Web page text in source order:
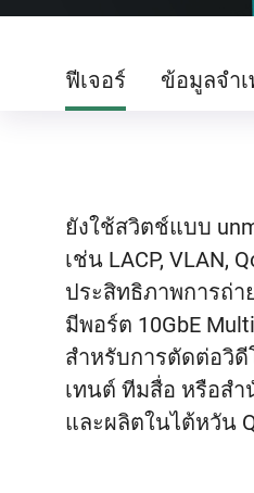
ฟีเจอร์ ข้อมูลจำเ
ยังใช้สวิตช์แบบ
เช่น LACP,
ประสิทธิภาพการถ่า
มีพอร์ต 10GbE
สำหรับการตัดต่อวิดี
เทนต์ ทีมสื่อ หรือส
และผลิตในไต้หวัน